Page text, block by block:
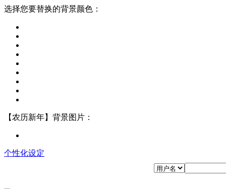
选择您要替换的背景颜色：
【农历新年】背景图片：
个性化设定